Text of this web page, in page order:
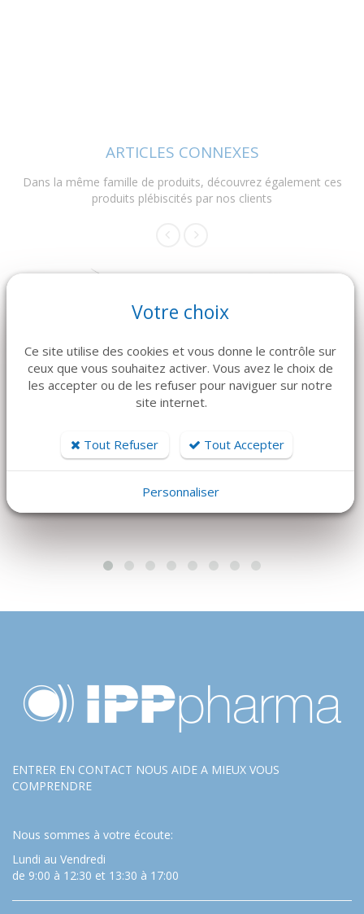
ARTICLES CONNEXES
Dans la même famille de produits, découvrez également ces
produits plébiscités par nos clients
DÉTAILS DÉTAILS
Piezo master EMS
ENTRER EN CONTACT NOUS AIDE A MIEUX VOUS
COMPRENDRE
Nous sommes à votre écoute:
Lundi au Vendredi
de 9:00 à 12:30 et 13:30 à 17:00
Votre choix
Ce site utilise des cookies et vous donne le contrôle sur
ceux que vous souhaitez activer. Vous avez le choix de
les accepter ou de les refuser pour naviguer sur notre
site internet.
Tout Refuser Tout Accepter
Personnaliser